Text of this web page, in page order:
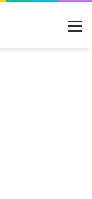
Поиск
Switch